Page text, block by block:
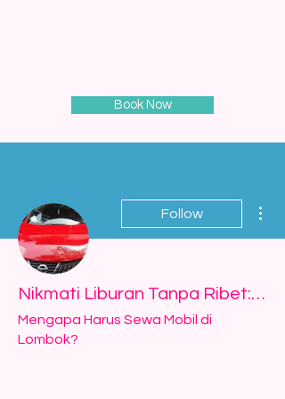
Book Now
Follow
Nikmati Liburan Tanpa Ribet: Pilihan Sewa Mobil Lombok Murah, Praktis, dan Nyaman dari Bandara
Mengapa Harus Sewa Mobil di
Lombok?